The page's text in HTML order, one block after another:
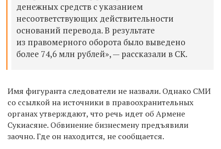
денежных средств с указанием
несоответствующих действительности
оснований перевода. В результате
из правомерного оборота было выведено
более 74,6 млн рублей», — рассказали в СК.
Имя фигуранта следователи не назвали. Однако СМИ
со ссылкой на источники в правоохранительных
органах утверждают, что речь идет об Армене
Сукиасяне. Обвинение бизнесмену предъявили
заочно. Где он находится, не сообщается.